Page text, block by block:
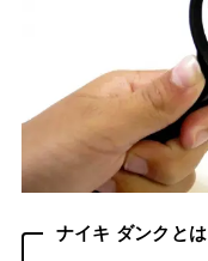
ナイキ ダンクとは